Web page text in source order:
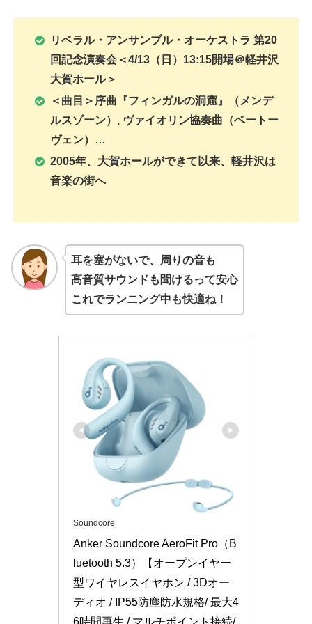
リベラル・アンサンブル・オーケストラ 第20
回記念演奏会＜4/13（日）13:15開場＠軽井沢
大賀ホール＞
＜曲目＞序曲『フィンガルの洞窟』（メンデ
ルスゾーン）, ヴァイオリン協奏曲（ベートー
ヴェン）…
2005年、大賀ホールができて以来、軽井沢は
音楽の街へ
耳を塞がないで、周りの音も
高音質サウンドも聞けるって安心
これでランニング中も快適ね！
Soundcore
Anker Soundcore AeroFit Pro（B
luetooth 5.3）【オープンイヤー
型ワイヤレスイヤホン / 3Dオー
ディオ / IP55防塵防水規格/ 最大4
6時間再生 / マルチポイント接続/